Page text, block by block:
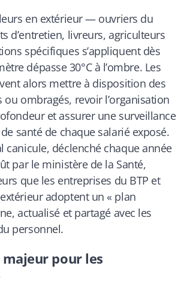
en extérieur — ouvriers du
d’entretien, livreurs, agriculteurs
spécifiques s’appliquent dès
dépasse 30°C à l’ombre. Les
alors mettre à disposition des
ombragés, revoir l’organisation
et assurer une surveillance
santé de chaque salarié exposé.
canicule, déclenché chaque année
par le ministère de la Santé,
que les entreprises du BTP et
adoptent un « plan
actualisé et partagé avec les
personnel.
majeur pour les